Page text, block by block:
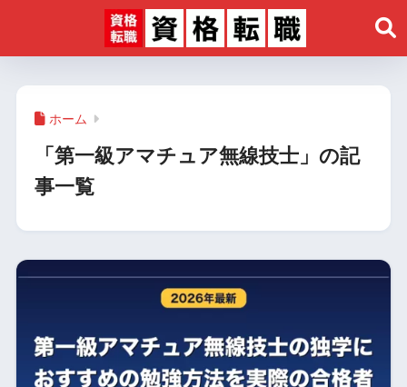
ホーム
「第一級アマチュア無線技士」の記
事一覧